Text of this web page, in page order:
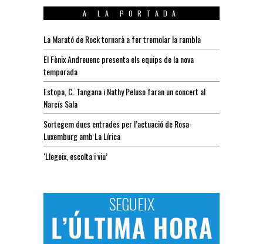
A LA PORTADA
La Marató de Rock tornarà a fer tremolar la rambla
El Fènix Andreuenc presenta els equips de la nova
temporada
Estopa, C. Tangana i Nathy Peluso faran un concert al
Narcís Sala
Sortegem dues entrades per l’actuació de Rosa-
Luxemburg amb La Lírica
‘Llegeix, escolta i viu’